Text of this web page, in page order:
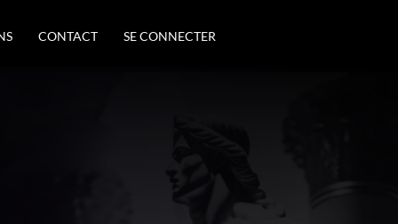
CONTACT SE CONNECTER